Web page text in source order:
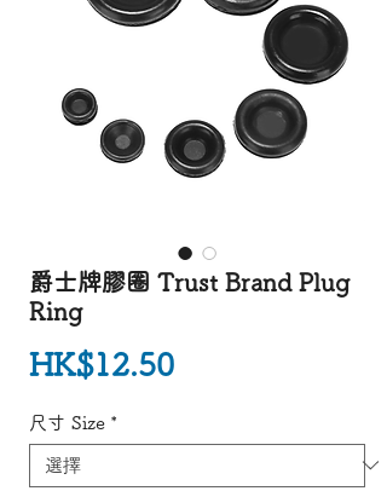
爵士牌膠圈 Trust Brand Plug
Ring
HK$12.50價格
尺寸 Size *